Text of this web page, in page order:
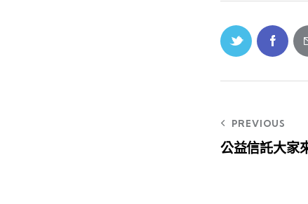
PREVIOUS
公益信託大家